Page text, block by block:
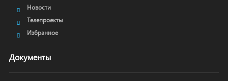
Новости
Телепроекты
Избранное
Документы